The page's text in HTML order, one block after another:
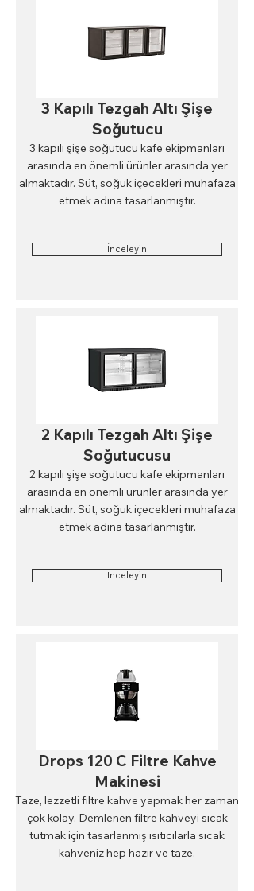
3 Kapılı Tezgah Altı Şişe
Soğutucu
3 kapılı şişe soğutucu kafe ekipmanları
arasında en önemli ürünler arasında yer
almaktadır. Süt, soğuk içecekleri muhafaza
etmek adına tasarlanmıştır.
İnceleyin
2 Kapılı Tezgah Altı Şişe
Soğutucusu
2 kapılı şişe soğutucu kafe ekipmanları
arasında en önemli ürünler arasında yer
almaktadır. Süt, soğuk içecekleri muhafaza
etmek adına tasarlanmıştır.
İnceleyin
Drops 120 C Filtre Kahve
Makinesi
Taze, lezzetli filtre kahve yapmak her zaman
çok kolay. Demlenen filtre kahveyi sıcak
tutmak için tasarlanmış ısıtıcılarla sıcak
kahveniz hep hazır ve taze.